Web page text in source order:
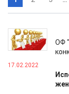
23.04.2022
ОФ
17.02.2022